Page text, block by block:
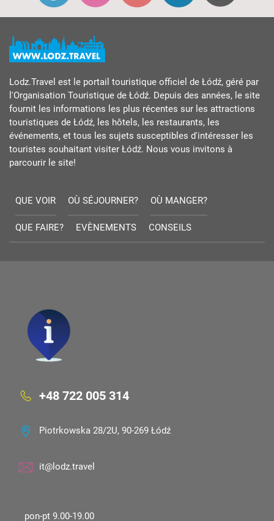
Lodz.Travel est le portail touristique officiel de Łódź, géré par
l'Organisation Touristique de Łódź. Depuis des années, le site
fournit les informations les plus récentes sur les attractions
touristiques de Łódź, les hôtels, les restaurants, les
événements, et tous les sujets susceptibles d'intéresser les
touristes souhaitant visiter Łódź. Nous vous invitons à
parcourir le site!
QUE VOIR OÙ SÉJOURNER? OÙ MANGER?
QUE FAIRE? EVÈNEMENTS CONSEILS
+48 722 005 314
Piotrkowska 28/2U, 90-269 Łódź
it@lodz.travel
pon-pt 9.00-19.00